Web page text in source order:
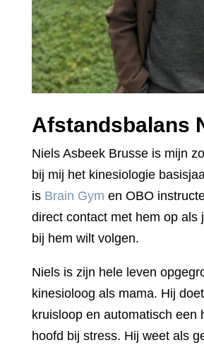
Afstandsbalans
Niels Asbeek Brusse is mijn
bij mij het kinesiologie
is Brain Gym en OBO
direct contact met hem op als
bij hem wilt volgen.
Niels is zijn hele leven
kinesioloog als mama. Hij
kruisloop en automatisch een
hoofd bij stress. Hij weet als